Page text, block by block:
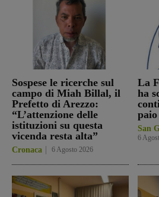
Sospese le ricerche sul
campo di Miah Billal, il
Prefetto di Arezzo:
“L’attenzione delle
istituzioni su questa
vicenda resta alta”
Cronaca 6 Agosto 2026
La
ha
San
6